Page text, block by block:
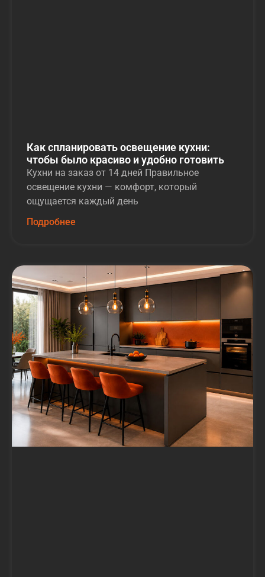
Как спланировать освещение кухни:
чтобы было красиво и удобно готовить
Кухни на заказ от 14 дней Правильное
освещение кухни — комфорт, который
ощущается каждый день
Подробнее